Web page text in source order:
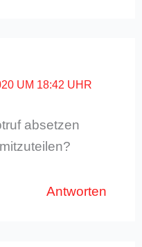
UM 18:42 UHR
absetzen
Antworten